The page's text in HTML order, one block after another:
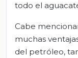
todo el
Cabe
muchas
del petróleo,